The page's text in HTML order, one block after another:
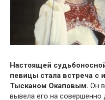
Настоящей
певицы стала встреча
Тысканом Окаповым. Он
вывела его на совершенно